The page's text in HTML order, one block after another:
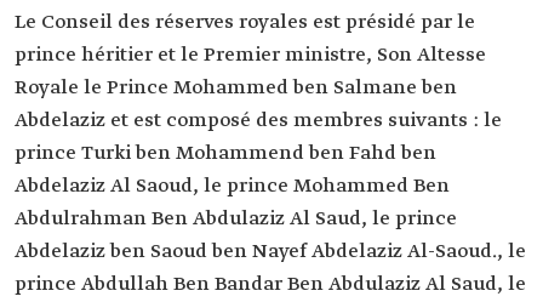
Le Conseil des réserves royales est présidé par le
prince héritier et le Premier ministre, Son Altesse
Royale le Prince Mohammed ben Salmane ben
Abdelaziz et est composé des membres suivants : le
prince Turki ben Mohammend ben Fahd ben
Abdelaziz Al Saoud, le prince Mohammed Ben
Abdulrahman Ben Abdulaziz Al Saud, le prince
Abdelaziz ben Saoud ben Nayef Abdelaziz Al-Saoud., le
prince Abdullah Ben Bandar Ben Abdulaziz Al Saud, le